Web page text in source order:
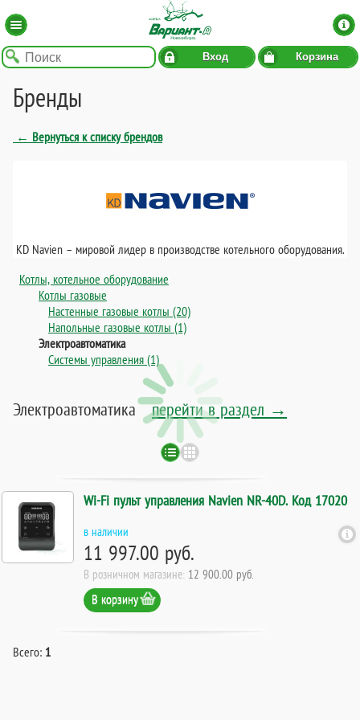
Вход Корзина
Бренды
← Вернуться к списку брендов
KD Navien – мировой лидер в производстве котельного оборудования.
Котлы, котельное оборудование
Котлы газовые
Настенные газовые котлы (20)
Напольные газовые котлы (1)
Электроавтоматика
Системы управления (1)
Электроавтоматика перейти в раздел →
Wi-Fi пульт управления Navien NR-40D. Код 17020
в наличии
11 997.00 руб.
В розничном магазине: 12 900.00 руб.
В корзину
Всего: 1